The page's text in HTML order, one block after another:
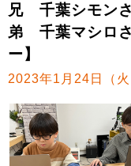
兄 千葉シモン
弟 千葉マシロ
ー】
2023年1月24日（火